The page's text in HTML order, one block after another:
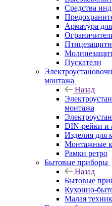
Средства
Арматура
Пускатели
монтажа
Назад
монтажа
DIN-рейки и
Изделия для
Монтажные
Рамки ретро
Бытовые приборы
Назад
Бытовые
Кухонно-
Малая